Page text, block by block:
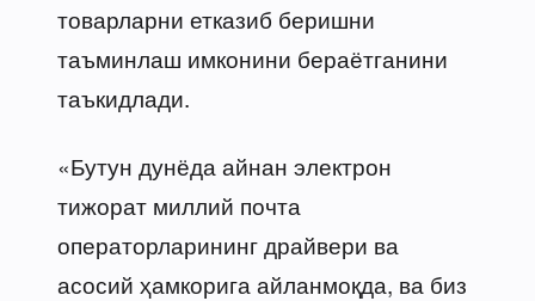
товарларни етказиб беришни
таъминлаш имконини бераётганини
таъкидлади.
«Бутун дунёда айнан электрон
тижорат миллий почта
операторларининг драйвери ва
асосий ҳамкорига айланмоқда, ва биз